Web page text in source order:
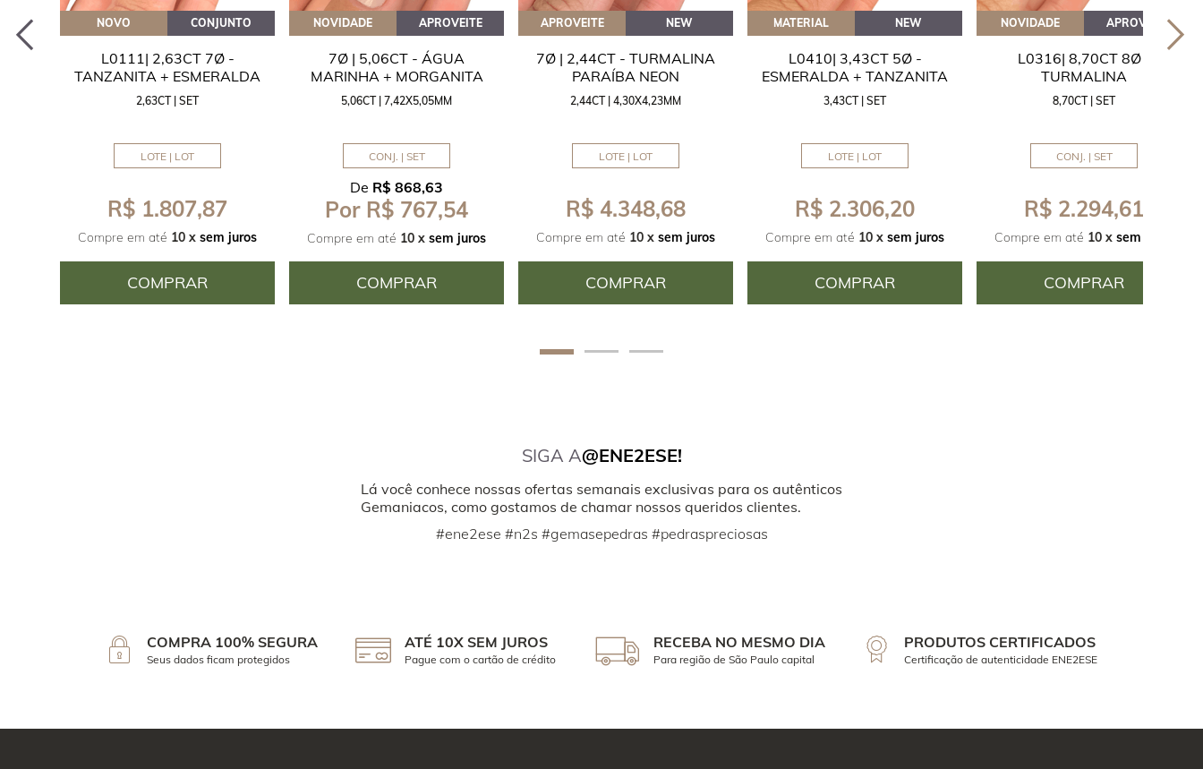
NOVO CONJUNTO
L0111| 2,63CT 7Ø -
TANZANITA + ESMERALDA
2,63CT | SET
LOTE | LOT
R$ 1.807,87
Compre em até 10 x sem juros
COMPRAR
NOVIDADE APROVEITE
7Ø | 5,06CT - ÁGUA
MARINHA + MORGANITA
5,06CT | 7,42X5,05MM
CONJ. | SET
De R$ 868,63
Por R$ 767,54
Compre em até 10 x sem juros
COMPRAR
APROVEITE NEW
7Ø | 2,44CT - TURMALINA
PARAÍBA NEON
2,44CT | 4,30X4,23MM
LOTE | LOT
R$ 4.348,68
Compre em até 10 x sem juros
COMPRAR
MATERIAL NEW
L0410| 3,43CT 5Ø -
ESMERALDA + TANZANITA
3,43CT | SET
LOTE | LOT
R$ 2.306,20
Compre em até 10 x sem juros
COMPRAR
NOVIDADE APROVEITE
L0316| 8,70CT 8Ø -
TURMALINA
8,70CT | SET
CONJ. | SET
R$ 2.294,61
Compre em até 10 x sem juros
COMPRAR
SIGA A@ENE2ESE!
Lá você conhece nossas ofertas semanais exclusivas para os autênticos
Gemaniacos, como gostamos de chamar nossos queridos clientes.
#ene2ese #n2s #gemasepedras #pedraspreciosas
COMPRA 100% SEGURA
Seus dados ficam protegidos
ATÉ 10X SEM JUROS
Pague com o cartão de crédito
RECEBA NO MESMO DIA
Para região de São Paulo capital
PRODUTOS CERTIFICADOS
Certificação de autenticidade ENE2ESE